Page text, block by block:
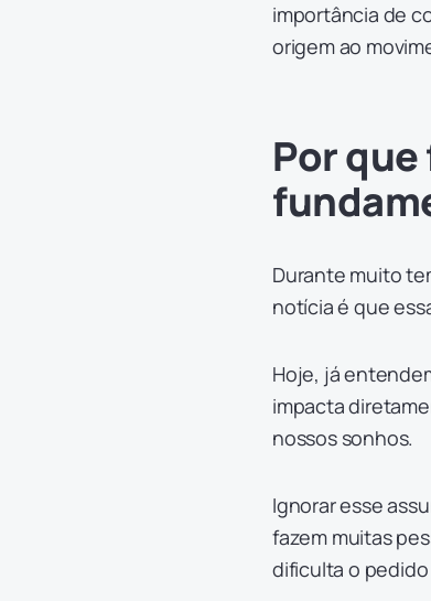
importância de
origem ao
Por
Durante muito
notícia é que
Hoje, já
impacta
nossos sonhos.
Ignorar esse
fazem muitas
dificulta o